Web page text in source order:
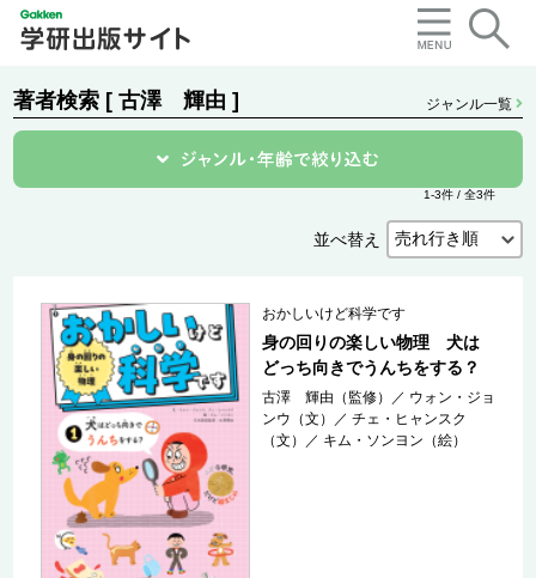
著者検索 [ 古澤 輝由 ] ジャンル一覧
1-3件 / 全3件
並べ替え
おかしいけど科学です
身の回りの楽しい物理 犬は
どっち向きでうんちをする？
古澤 輝由（監修） ／ ウォン・ジョ
ンウ（文）
／チェ・ヒャンスク
（文）
／ キム・ソンヨン（絵）